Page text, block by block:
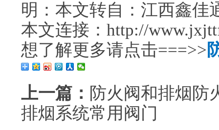
明：本文转自：江西鑫佳
本文连接：http://
想了解更多请点击===>>
上一篇： 防火阀和排烟防
排烟系统常用阀门